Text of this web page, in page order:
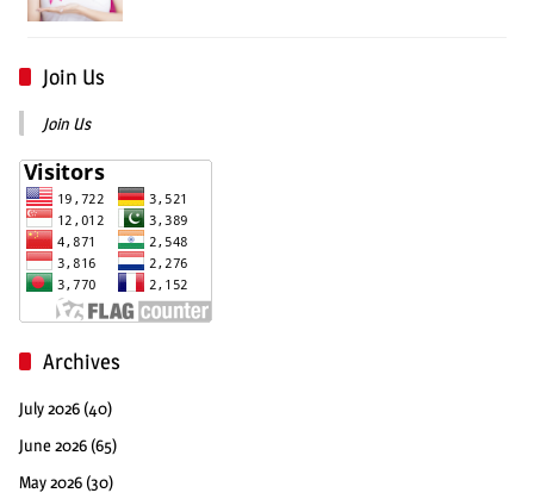
Join Us
Join Us
Archives
July 2026 (40)
June 2026 (65)
May 2026 (30)